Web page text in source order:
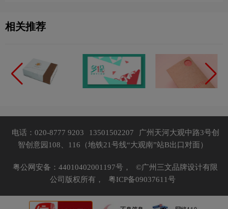
相关推荐
电话：020-8777 9203 13501502207
广州天河大观中路3号创
智创意园108、116（地铁21号线“大观南”站B出口对面）
粤公网安备：44010402001197号，
©广州三文品牌设计有限
公司版权所有，
粤ICP备09037611号